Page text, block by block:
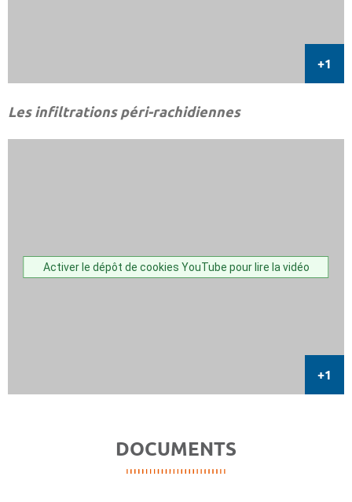
Les infiltrations péri-rachidiennes
Activer le dépôt de cookies YouTube pour lire la vidéo
DOCUMENTS